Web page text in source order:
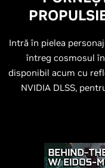
Intră în pielea
întreg cosmosul în
disponibil acum cu
NVIDIA DLSS,